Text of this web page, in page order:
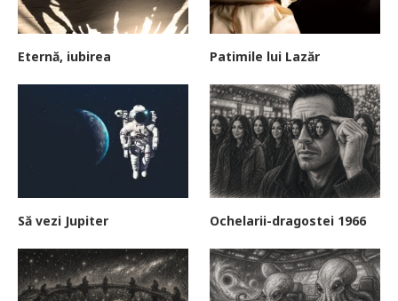
Eternă, iubirea Patimile lui Lazăr
Să vezi Jupiter Ochelarii-dragostei 1966